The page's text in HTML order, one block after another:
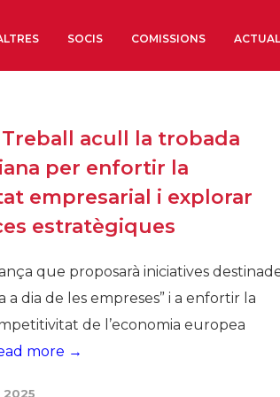
Òrgans de Govern
Òrgans Consultius
Estructura Executiva
Institut d’Estudis
Econòmics i Socials
Organitzacions
Organitzacions
SOCIS COMISSIONS
acull la trobada
per enfortir la
empresarial i explorar
estratègiques
que proposarà iniciatives
a dia de les empreses” i a enfortir la
de l’economia europea
more →
2025